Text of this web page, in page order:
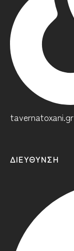
tavernatoxani.gr
ΔΙΕΎΘΥΝΣΗ